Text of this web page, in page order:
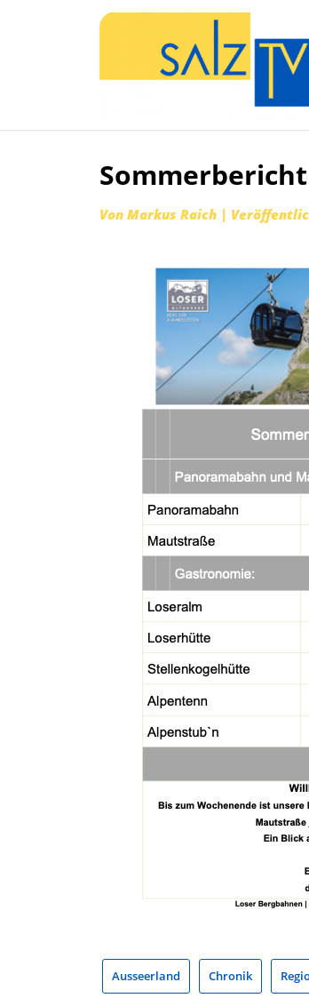
Zum
springen
Von Markus Raich |
Ausseerland Chronik